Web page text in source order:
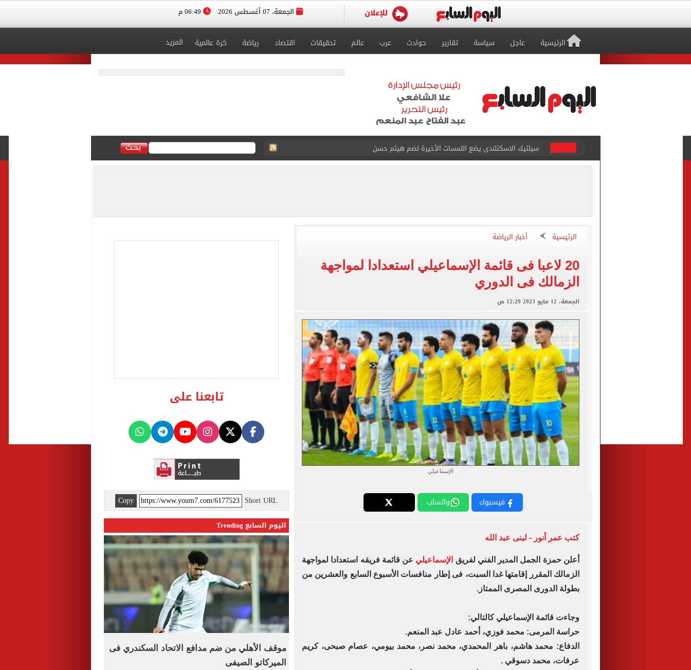
الجمعة، 07 أغسطس 2026
الرئيسية عاجل سياسة تقارير حوادث عرب عالم تحقيقات اقتصاد رياضة كرة عالمية المزيد
سيلتيك الاسكتلندى يضع اللمسات الأخيرة لضم هيثم حسن
الأهلي ينهي مرانه الأول فى معسكر إسبانيا.. جلسة عموتة وفقرة بدنية.. صور
انطلاق مباراة مصر وإسبانيا فى نصف نهائي بطولة العالم لناشئات كرة اليد
الزمالك يبلغ 4 لاعبين بعدم التواجد مع الفريق الأول بالموسم الجديد
محمد صلاح يتلقى هدية استثنائية بعد انضمامه لـ طرابزون سبور
الرئيسية أخبار الرياضة
20 لاعبا فى قائمة الإسماعيلي استعدادا لمواجهة
الزمالك فى الدوري
الجمعة، 12 مايو 2023 12:29 ص
الإسماعيلي
فيسبوك واتساب
كتب عمر أنور - لبنى عبد الله
أعلن حمزة الجمل المدير الفني لفريق الإسماعيلي عن قائمة فريقه استعدادا لمواجهة
الزمالك المقرر إقامتها غدا السبت، فى إطار منافسات الأسبوع السابع والعشرين من
بطولة الدورى المصرى الممتاز.
وجاءت قائمة الإسماعيلي كالتالي:
حراسة المرمى: محمد فوزي، أحمد عادل عبد المنعم.
الدفاع: محمد هاشم، باهر المحمدي، محمد نصر، محمد بيومي، عصام صبحى، كريم
عرفات، محمد دسوقي .
تابعنا على
Short URL
Copy
اليوم السابع Trending
موقف الأهلي من ضم مدافع الاتحاد السكندري فى
الميركاتو الصيفى